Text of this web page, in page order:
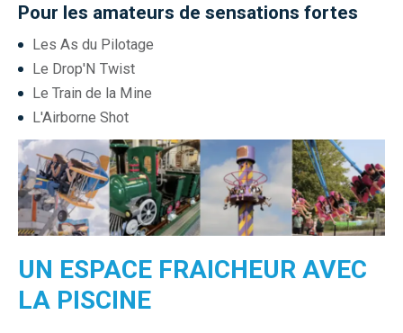
Pour les amateurs de sensations fortes
Les As du Pilotage
Le Drop'N Twist
Le Train de la Mine
L'Airborne Shot
UN ESPACE FRAICHEUR AVEC
LA PISCINE